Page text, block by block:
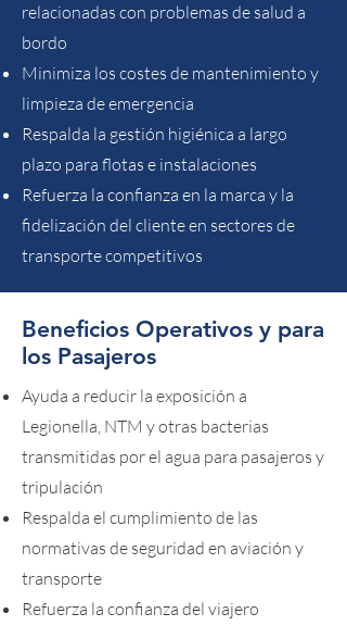
relacionadas con problemas de salud a
bordo
Minimiza los costes de mantenimiento y
limpieza de emergencia
Respalda la gestión higiénica a largo
plazo para flotas e instalaciones
Refuerza la confianza en la marca y la
fidelización del cliente en sectores de
transporte competitivos
Beneficios Operativos y para
los Pasajeros
Ayuda a reducir la exposición a
Legionella, NTM y otras bacterias
transmitidas por el agua para pasajeros y
tripulación
Respalda el cumplimiento de las
normativas de seguridad en aviación y
transporte
Refuerza la confianza del viajero